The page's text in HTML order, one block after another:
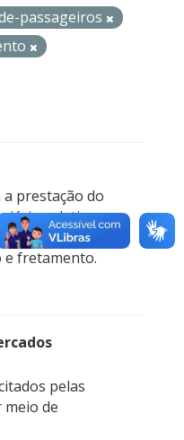
passageiros
prestação do
coletivo
de passageiros,
e fretamento.
pelas
de